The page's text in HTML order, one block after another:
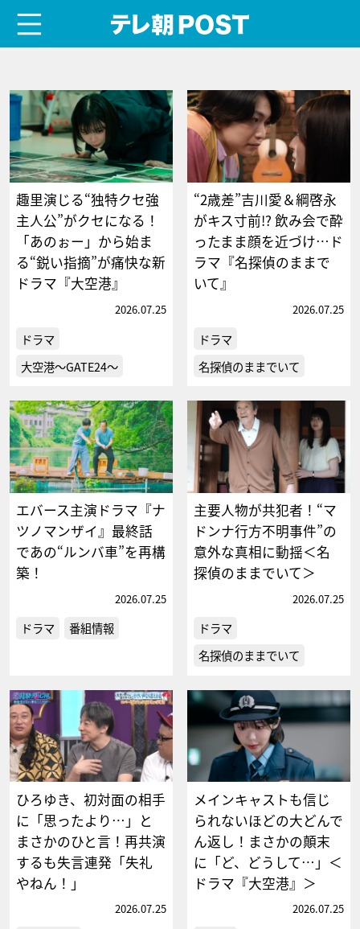
趣里演じる“独特クセ強
主人公”がクセになる！
「あのぉー」から始ま
る“鋭い指摘”が痛快な新
ドラマ『大空港』
2026.07.25
ドラマ
大空港～GATE24～
“2歳差”吉川愛＆綱啓永
がキス寸前!? 飲み会で酔
ったまま顔を近づけ…ド
ラマ『名探偵のままで
いて』
2026.07.25
ドラマ
名探偵のままでいて
エバース主演ドラマ『ナ
ツノマンザイ』最終話
であの“ルンバ車”を再構
築！
2026.07.25
ドラマ 番組情報
主要人物が共犯者！“マ
ドンナ行方不明事件”の
意外な真相に動揺＜名
探偵のままでいて＞
2026.07.25
ドラマ
名探偵のままでいて
ひろゆき、初対面の相手
に「思ったより…」と
まさかのひと言！再共演
するも失言連発「失礼
やねん！」
2026.07.25
メインキャストも信じ
られないほどの大どんで
ん返し！まさかの顛末
に「ど、どうして…」＜
ドラマ『大空港』＞
2026.07.25